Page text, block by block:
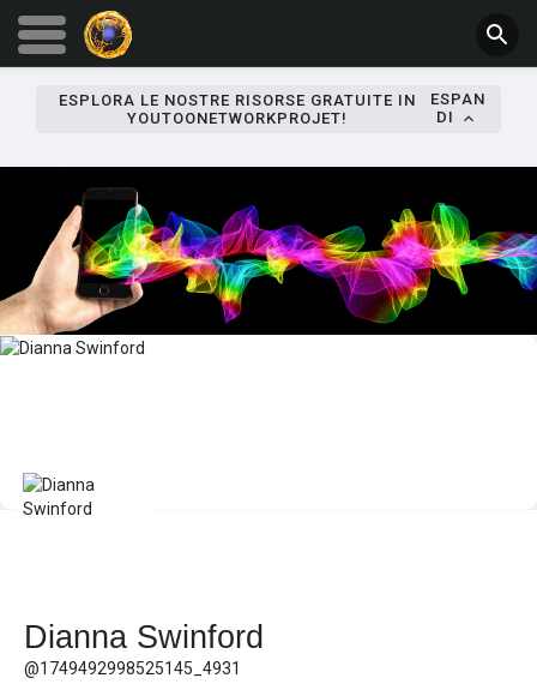
ESPLORA LE NOSTRE RISORSE GRATUITE IN
YOUTOONETWORKPROJET!
ESPAN
DI
Dianna Swinford
@1749492998525145_4931